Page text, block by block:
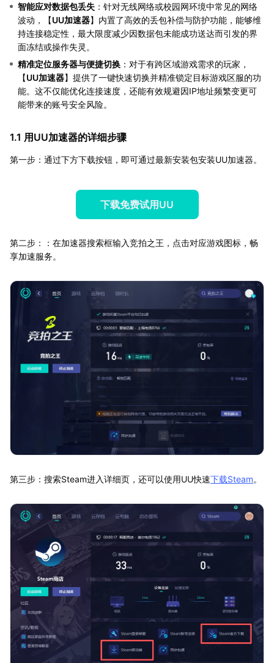
智能应对数据包丢失 ：针对无线网络或校园网环境中常见的网络
波动，【UU加速器】内置了高效的丢包补偿与防护功能，能够维
持连接稳定性，最大限度减少因数据包未能成功送达而引发的界
面冻结或操作失灵。
精准定位服务器与便捷切换 ：对于有跨区域游戏需求的玩家，
【UU加速器】提供了一键快速切换并精准锁定目标游戏区服的功
能。这不仅能优化连接速度，还能有效规避因IP地址频繁变更可
能带来的账号安全风险。
1.1 用UU加速器的详细步骤
第一步：通过下方下载按钮，即可通过最新安装包安装UU加速器。
下载免费试用UU
第二步：：在加速器搜索框输入竞拍之王，点击对应游戏图标，畅
享加速服务。
第三步：搜索Steam进入详细页，还可以使用UU快速下载Steam。